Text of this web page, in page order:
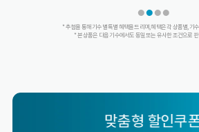
* 추첨을 통해 기수별 특별 혜택을 드리며, 혜택은 각 상품별, 기
* 본 상품은 다음 기수에서도 동일 또는 유사한 조건으로
맞춤형 할인쿠